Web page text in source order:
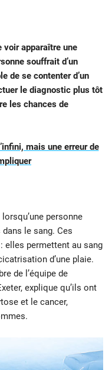
voir apparaître une
souffrait d’un
de se contenter d’un
le diagnostic plus tôt
les chances de
mais une erreur de
personne
le sang. Ces
elles permettent au sang
d’une plaie.
de l’équipe de
explique qu’ils ont
et le cancer,